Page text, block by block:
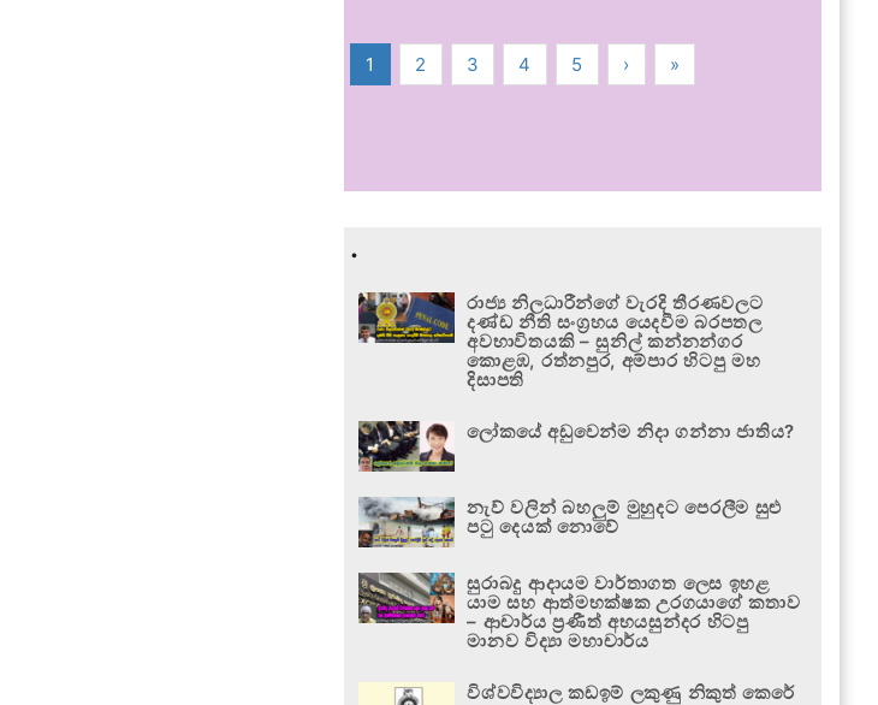
1 2 3 4 5 › »
.
රාජ්‍ය නිලධාරීන්ගේ වැරදි තීරණවලට
දණ්ඩ නීති සංග්‍රහය යෙදවීම බරපතල
අවභාවිතයකි – සුනිල් කන්නන්ගර
කොළඹ, රත්නපුර, අම්පාර හිටපු මහ
දිසාපති
ලෝකයේ අඩුවෙන්ම නිදා ගන්නා ජාතිය?
නැව් වලින් බහලුම් මුහුදට පෙරලීම සුළු
පටු දෙයක් නොවේ
සුරාබදු ආදායම වාර්තාගත ලෙස ඉහළ
යාම සහ ආත්මභක්ෂක උරගයාගේ කතාව
– ආචාර්ය ප්‍රණීත් අභයසුන්දර හිටපු
මානව විද්‍යා මහාචාර්ය
විශ්වවිද්‍යාල කඩඉම් ලකුණු නිකුත් කෙරේ